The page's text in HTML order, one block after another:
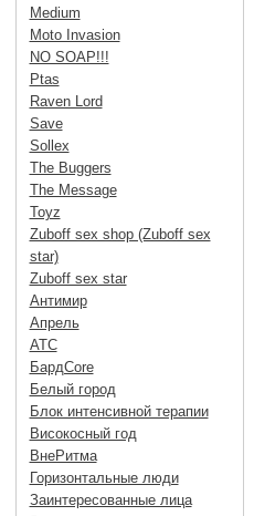
Medium
Moto Invasion
NO SOAP!!!
Ptas
Raven Lord
Save
Sollex
The Buggers
The Message
Toyz
Zuboff sex shop (Zuboff sex
star)
Zuboff sex star
Антимир
Апрель
АТС
БардCore
Белый город
Блок интенсивной терапии
Високосный год
ВнеРитма
Горизонтальные люди
Заинтересованные лица